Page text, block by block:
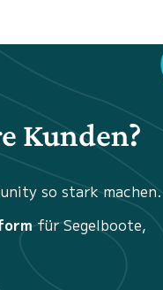
Kunden?
so stark machen.
für Segelboote,